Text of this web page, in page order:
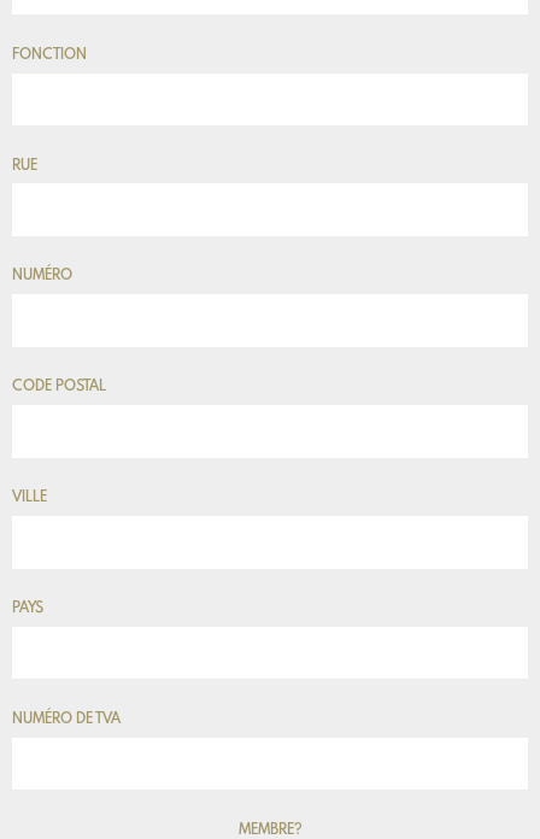
FONCTION
RUE
NUMÉRO
CODE POSTAL
VILLE
PAYS
NUMÉRO DE TVA
MEMBRE?